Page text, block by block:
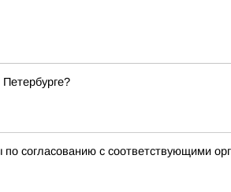
с соответствующими